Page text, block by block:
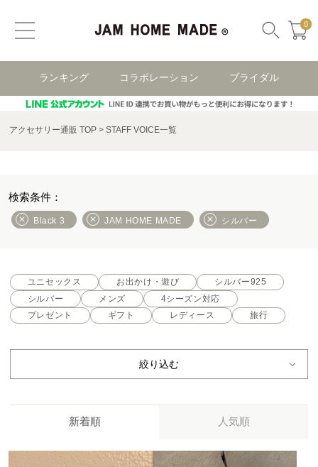
0
ランキング コラボレーション ブライダル
アクセサリー通販 TOP STAFF VOICE一覧
Black 3 JAM HOME MADE シルバー
ユニセックス お出かけ・遊び
シルバー925
シルバー
メンズ
4シーズン対応
プレゼント
ギフト レディース 旅行
絞り込む
新着順 人気順